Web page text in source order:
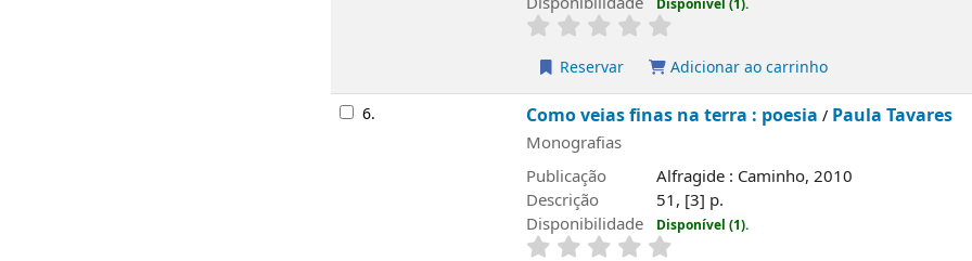
Disponível (1).
Reservar Adicionar ao carrinho
6. Como veias finas na terra : poesia / Paula Tavares
Monografias
Publicação
Alfragide : Caminho, 2010
Descrição
51, [3] p.
Disponibilidade
Disponível (1).